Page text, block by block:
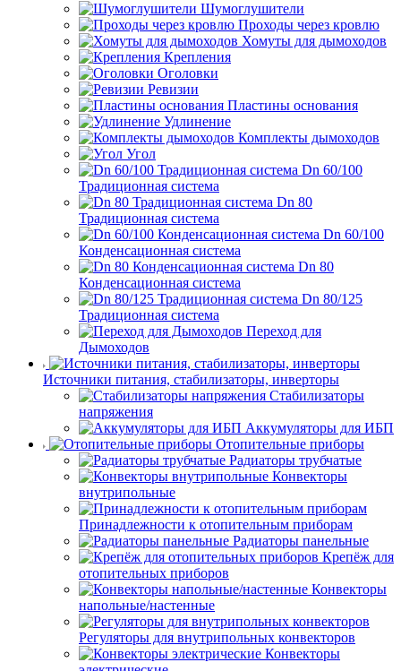
Шумоглушители
Проходы через кровлю
Хомуты для дымоходов
Крепления
Оголовки
Ревизии
Пластины основания
Удлинение
Комплекты дымоходов
Угол
Dn 60/100
Традиционная система
Dn 80
Традиционная система
Dn 60/100
Конденсационная система
Dn 80
Конденсационная система
Dn 80/125
Традиционная система
Переход для
Дымоходов
Источники питания, стабилизаторы, инверторы
Стабилизаторы
напряжения
Аккумуляторы для ИБП
Отопительные приборы
Радиаторы трубчатые
Конвекторы
внутрипольные
Принадлежности к отопительным приборам
Радиаторы панельные
Крепёж для
отопительных приборов
Конвекторы
напольные/настенные
Регуляторы для внутрипольных конвекторов
Конвекторы